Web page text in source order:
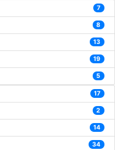
7
8
13
19
5
17
2
14
34